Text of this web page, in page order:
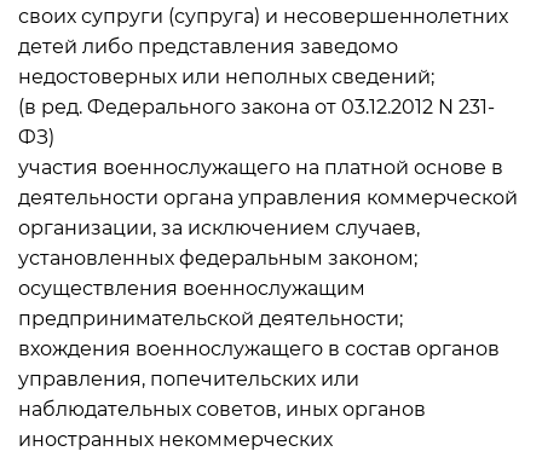
своих супруги (супруга) и несовершеннолетних
детей либо представления заведомо
недостоверных или неполных сведений;
(в ред. Федерального закона от 03.12.2012 N 231-
ФЗ)
участия военнослужащего на платной основе в
деятельности органа управления коммерческой
организации, за исключением случаев,
установленных федеральным законом;
осуществления военнослужащим
предпринимательской деятельности;
вхождения военнослужащего в состав органов
управления, попечительских или
наблюдательных советов, иных органов
иностранных некоммерческих